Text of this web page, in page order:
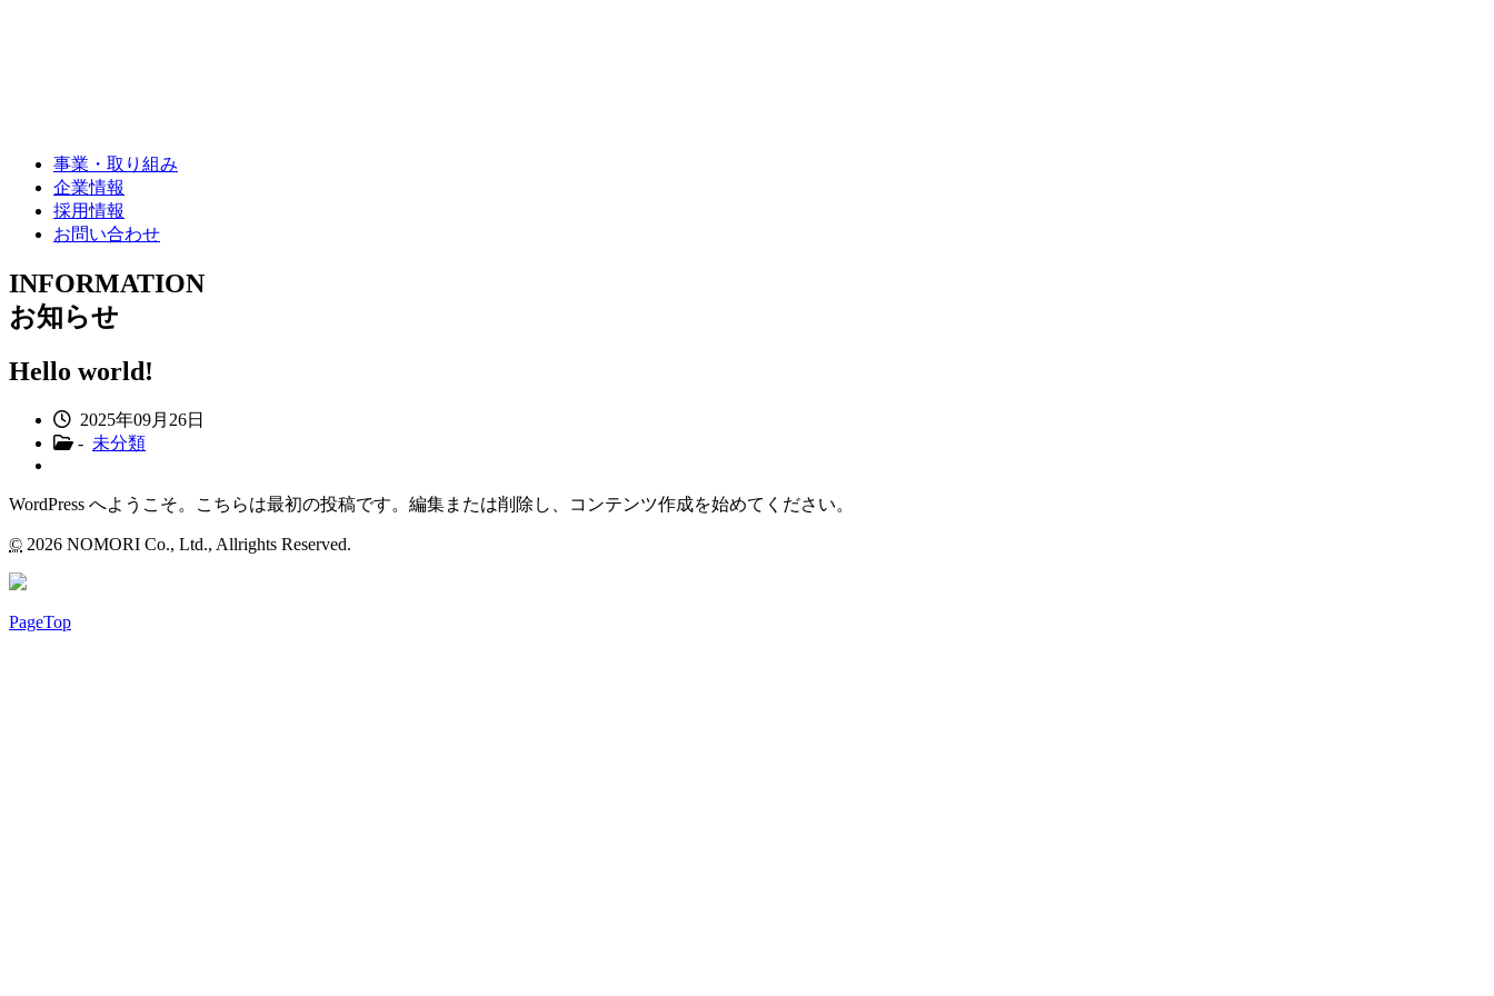
事業・取り組み
企業情報
採用情報
お問い合わせ
INFORMATION
お知らせ
Hello world!
2025年09月26日
- 未分類
WordPress へようこそ。こちらは最初の投稿です。編集または削除し、コンテンツ作成を始めてください。
© 2026 NOMORI Co., Ltd., Allrights Reserved.
PageTop